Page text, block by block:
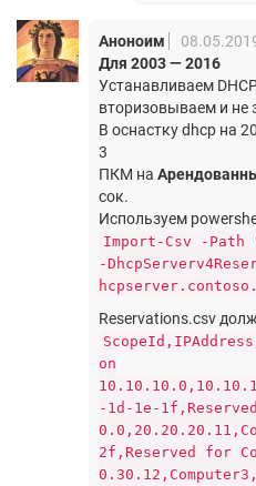
Аноноим
Для 2003 — 2016
Устанавливаем
вторизовываем и не
В оснастку dhcp на
3
ПКМ на
сок.
Используем
Import-Csv -Path
-
Reservations.csv
on
-1d-1e-
2f,Reserved for